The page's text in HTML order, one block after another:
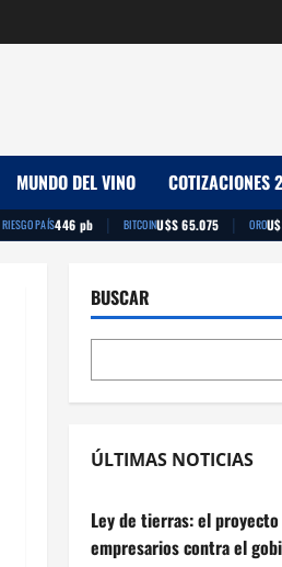
MUNDO DEL VINO COTIZACIONES
RIESGO PAÍS446 pb | BITCOINU$S 65.075 | ORO
BUSCAR
ÚLTIMAS NOTICIAS
Ley de tierras: el
empresarios contra el